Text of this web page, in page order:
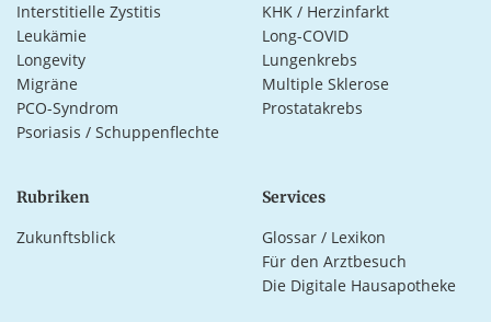
Interstitielle Zystitis
KHK / Herzinfarkt
Leukämie
Long-COVID
Longevity
Lungenkrebs
Migräne
Multiple Sklerose
PCO-Syndrom
Prostatakrebs
Psoriasis / Schuppenflechte
Rubriken
Zukunftsblick
Services
Glossar / Lexikon
Für den Arztbesuch
Die Digitale Hausapotheke